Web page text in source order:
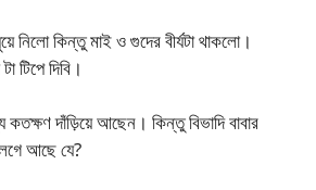
নিলো কিন্তু মাই ও গুদের বীর্যটা থাকলো।
টিপে দিবি।
দাঁড়িয়ে আছেন। কিন্তু বিভাদি বাবার
আছে যে?